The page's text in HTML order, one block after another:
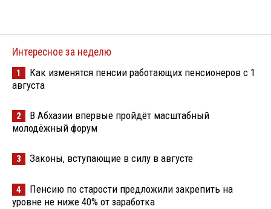
Интересное за неделю
1
Как изменятся пенсии работающих пенсионеров с 1
августа
2
В Абхазии впервые пройдёт масштабный
молодёжный форум
3 Законы, вступающие в силу в августе
4
Пенсию по старости предложили закрепить на
уровне не ниже 40% от заработка